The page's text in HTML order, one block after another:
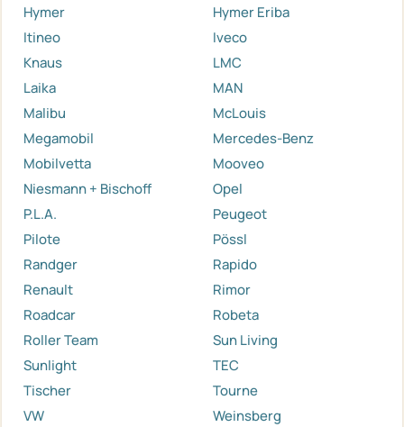
Hymer
Hymer Eriba
Itineo
Iveco
Knaus
LMC
Laika
MAN
Malibu
McLouis
Megamobil
Mercedes-Benz
Mobilvetta
Mooveo
Niesmann + Bischoff
Opel
P.L.A.
Peugeot
Pilote
Pössl
Randger
Rapido
Renault
Rimor
Roadcar
Robeta
Roller Team
Sun Living
Sunlight
TEC
Tischer
Tourne
VW
Weinsberg